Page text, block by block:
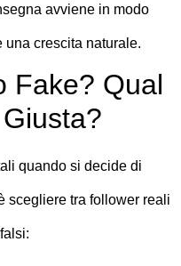
avviene in modo
crescita naturale.
Fake? Qual
quando si decide di
scegliere tra follower reali